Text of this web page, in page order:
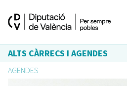
ALTS CÀRRECS I AGENDES
AGENDES